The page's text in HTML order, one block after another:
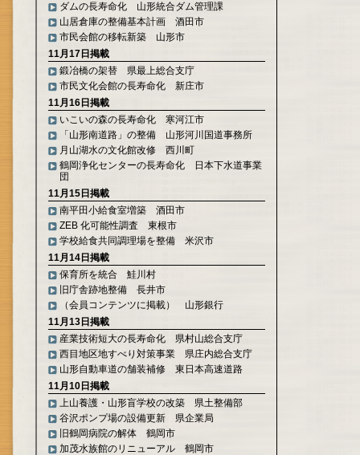
ダムの長寿命化 山形統合ダム管理課
山居倉庫の整備基本計画 酒田市
市民会館の移転新築 山形市
11月17日掲載
鍛冶橋の架替 県最上総合支庁
市民文化会館の長寿命化 新庄市
11月16日掲載
いこいの森の長寿命化 寒河江市
「山形南道路」の整備 山形河川国道事務所
月山湖水の文化館改修 西川町
鶴岡浄化センターの長寿命化 日本下水道事業
団
11月15日掲載
南平田小給食室増築 酒田市
ZEB 化可能性調査 東根市
学校給食共同調理場を整備 米沢市
11月14日掲載
保育所を統合 鮭川村
旧庁舎跡地整備 長井市
（会員コンテンツに掲載） 山形銀行
11月13日掲載
産業技術短大の長寿命化 県村山総合支庁
西目地区地すべり対策事業 県庄内総合支庁
山形自動車道の舗装補修 東日本高速道路
11月10日掲載
上山養護・山形盲学校の改築 県土整備部
谷沢ポンプ場の設備更新 県企業局
旧鶴岡病院の解体 鶴岡市
加茂水族館のリニューアル 鶴岡市